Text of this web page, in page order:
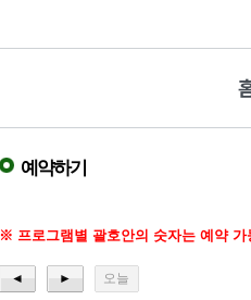
예약하기
※ 프로그램별 괄호안의 숫자는 예약
◄ ► 오늘